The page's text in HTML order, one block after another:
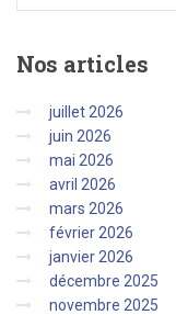
Nos articles
juillet 2026
juin 2026
mai 2026
avril 2026
mars 2026
février 2026
janvier 2026
décembre 2025
novembre 2025